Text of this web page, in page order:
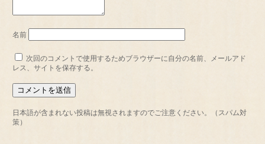
名前
次回のコメントで使用するためブラウザーに自分の名前、メールアド
レス、サイトを保存する。
日本語が含まれない投稿は無視されますのでご注意ください。（スパム対
策）